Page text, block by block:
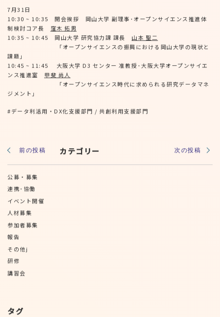
7月31日
10:30 ~ 10:35 開会挨拶 岡山大学 副理事･オープンサイエンス推進体
制検討コア長 窪木 拓男
10:35 ~ 10:45 岡山大学 研究協力課 課長 山本 聖二
「オープンサイエンスの振興における岡山大学の現状と
課題」
10:45 ~ 11:45 大阪大学 D3 センター 准教授･大阪大学オープンサイエ
ンス推進室 甲斐 尚人
「オープンサイエンス時代に求められる研究データマネ
ジメント」
#データ利活用・DX化支援部門 / 共創利用支援部門
前の投稿 次の投稿
カテゴリー
公募・募集
連携･協働
イベント開催
人材募集
参加者募集
報告
その他j
研修
講習会
タグ